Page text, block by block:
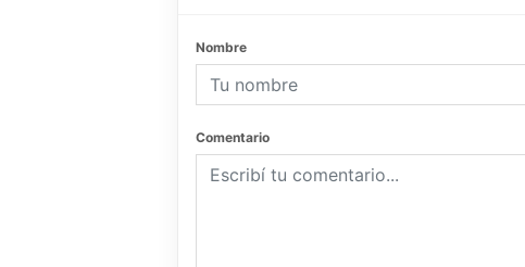
Nombre
Comentario